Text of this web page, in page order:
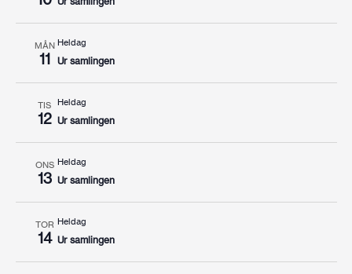
MÅN
11
Heldag
Ur samlingen
TIS
12
Heldag
Ur samlingen
ONS
13
Heldag
Ur samlingen
TOR
14
Heldag
Ur samlingen